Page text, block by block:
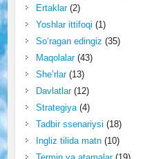
Ertaklar(2)
Yoshlar ittifoqi (1)
So‘ragan edingiz (35)
Maqolalar(43)
She’rlar(13)
Davlatlar(12)
Strategiya(4)
Tadbir ssenariysi (18)
Ingliz tilida matn(10)